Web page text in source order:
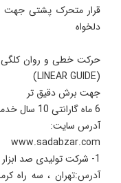
قرار متحرک پشتی جهت
دلخواه
حرکت خطی و روان
(LINEAR GUIDE)
جهت برش دقیق تر
6 ماه گارانتی 10 سال خدمات پس از فروش
آدرس سایت:
www.sadabzar.com
1- شرکت تولیدی صد ابزار صنعت
آدرس:تهران ، سه راه